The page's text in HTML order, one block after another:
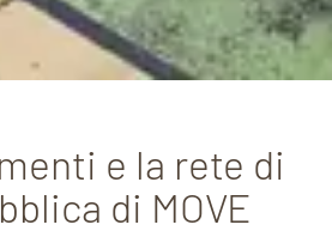
e la rete di
di MOVE